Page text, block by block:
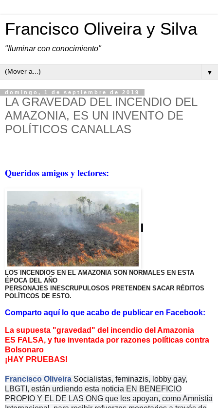
Francisco Oliveira y Silva
"Iluminar con conocimiento"
▼
domingo, 1 de septiembre de 2019
LA GRAVEDAD DEL INCENDIO DEL
AMAZONIA, ES UN INVENTO DE
POLÍTICOS CANALLAS
Queridos amigos y lectores:
LOS INCENDIOS EN EL AMAZONIA SON NORMALES EN ESTA
ÉPOCA DEL AÑO
PERSONAJES INESCRUPULOSOS PRETENDEN SACAR RÉDITOS
POLÍTICOS DE ESTO.
Comparto aquí lo que acabo de publicar en Facebook:
La supuesta "gravedad" del incendio del Amazonia
ES FALSA, y fue inventada por razones políticas contra
Bolsonaro
¡HAY PRUEBAS!
Francisco Oliveira Socialistas, feminazis, lobby gay,
LBGTI, están urdiendo esta noticia EN BENEFICIO
PROPIO Y EL DE LAS ONG que les apoyan, como Amnistía